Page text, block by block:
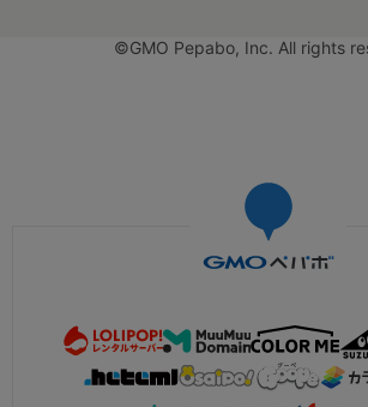
©GMO Pepabo, Inc. All rights